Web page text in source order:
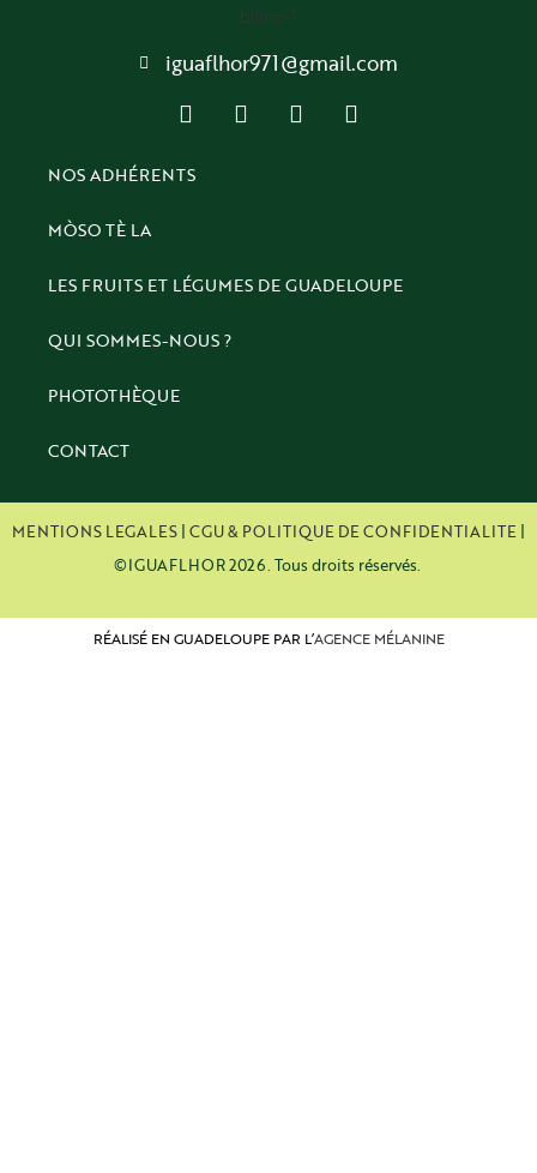
iguaflhor971@gmail.com
NOS ADHÉRENTS
MÒSO TÈ LA
LES FRUITS ET LÉGUMES DE GUADELOUPE
QUI SOMMES-NOUS ?
PHOTOTHÈQUE
CONTACT
MENTIONS LEGALES | CGU & POLITIQUE DE CONFIDENTIALITE |
©IGUAFLHOR 2026. Tous droits réservés.
RÉALISÉ EN GUADELOUPE PAR L’AGENCE MÉLANINE